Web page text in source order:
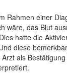
Rahmen einer
wäre, das Blut
hatte die
diese
als